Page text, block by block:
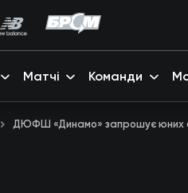
Матчі Команди
ДЮФШ «Динамо» запрошує юних